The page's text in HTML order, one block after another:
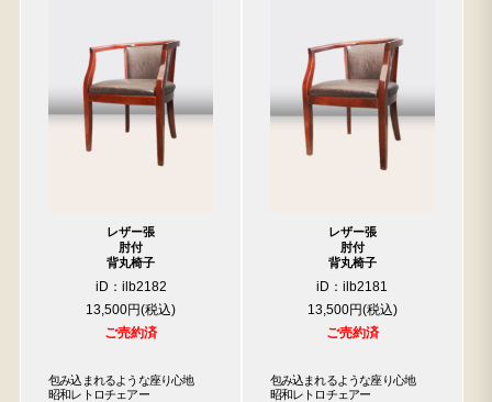
レザー張
肘付
背丸椅子
iD：ilb2182
13,500円
ご売約済
包み込まれるような座り心地
昭和レトロチェアー
レザー張
肘付
背丸椅子
iD：ilb2181
13,500円
ご売約済
包み込まれるような座り心地
昭和レトロチェアー